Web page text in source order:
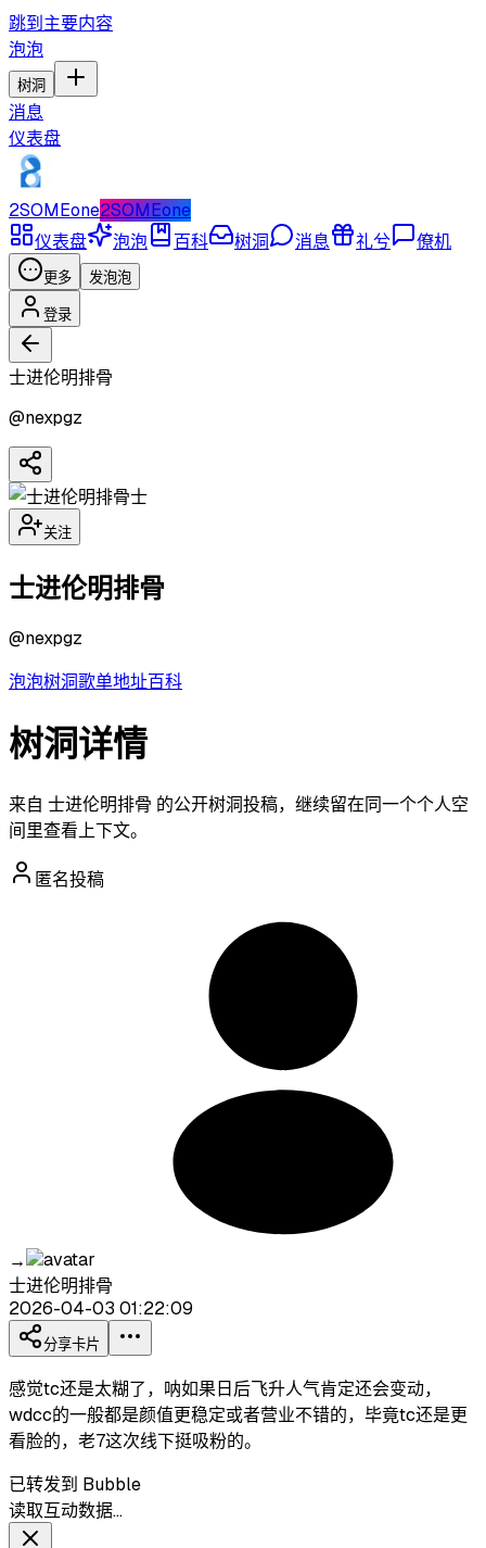
跳到主要内容
泡泡
树洞
消息
仪表盘
2SOMEone2SOMEone
仪表盘
泡泡 百科 树洞 消息 礼兮 僚机
更多 发泡泡
登录
士进伦明排骨
@nexpgz
士
关注
士进伦明排骨
@nexpgz
泡泡树洞歌单地址百科
树洞详情
来自 士进伦明排骨 的公开树洞投稿，继续留在同一个个人空
间里查看上下文。
匿名投稿
→
士进伦明排骨
2026-04-03 01:22:09
分享卡片
感觉tc还是太糊了，呐如果日后飞升人气肯定还会变动，
wdcc的一般都是颜值更稳定或者营业不错的，毕竟tc还是更
看脸的，老7这次线下挺吸粉的。
已转发到 Bubble
读取互动数据…